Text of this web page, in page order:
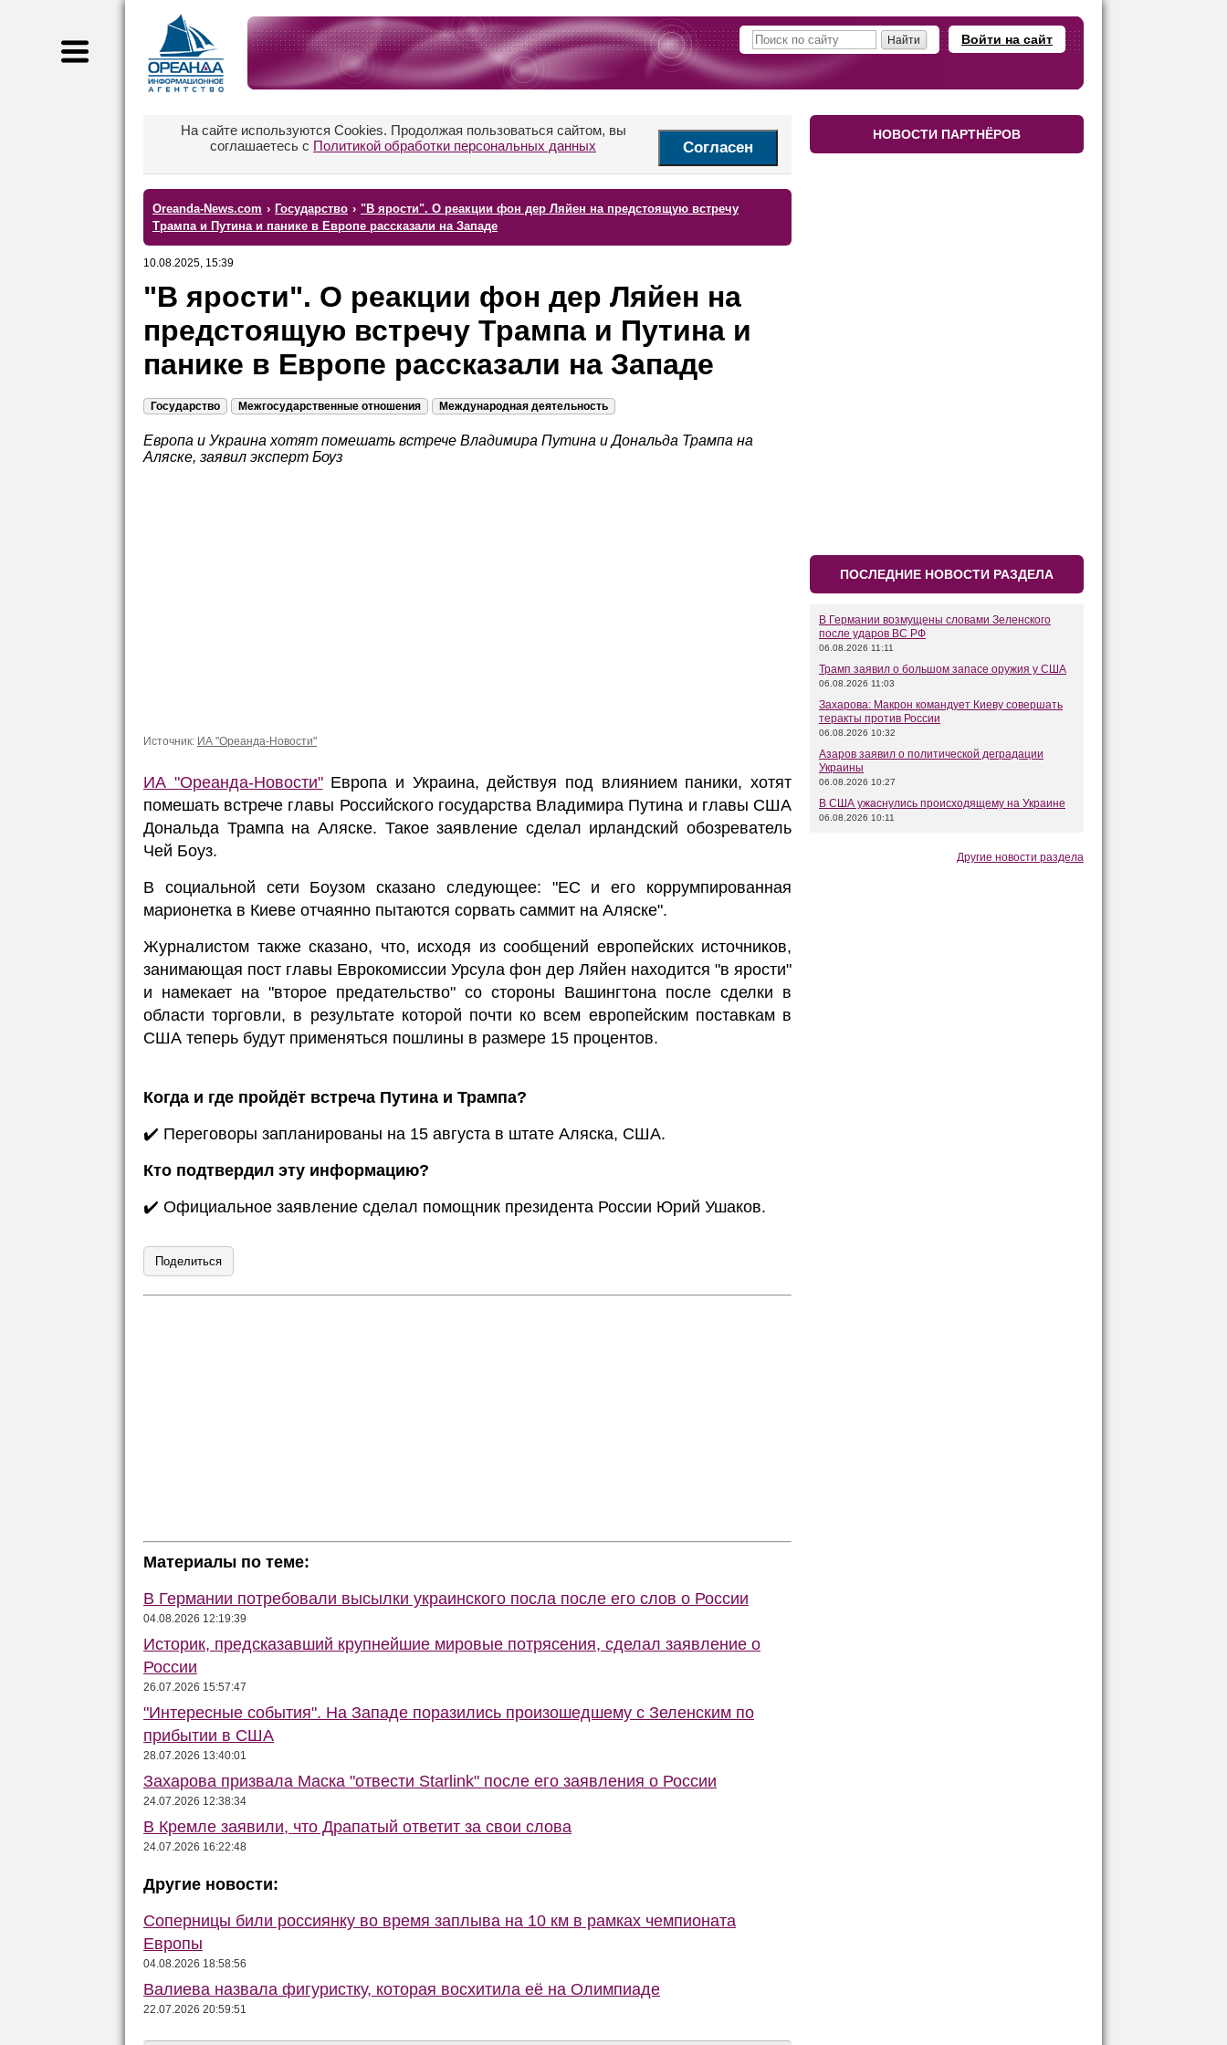
Войти на сайт
На сайте используются Cookies. Продолжая пользоваться сайтом, вы
соглашаетесь с Политикой обработки персональных данных Согласен
Oreanda-News.com › Государство › "В ярости". О реакции фон дер Ляйен на предстоящую встречу
Трампа и Путина и панике в Европе рассказали на Западе
10.08.2025, 15:39
"В ярости". О реакции фон дер Ляйен на
предстоящую встречу Трампа и Путина и
панике в Европе рассказали на Западе
Государство Межгосударственные отношения Международная деятельность
Европа и Украина хотят помешать встрече Владимира Путина и Дональда Трампа на
Аляске, заявил эксперт Боуз
Источник: ИА "Ореанда-Новости"
ИА "Ореанда-Новости"Европа и Украина, действуя под влиянием паники, хотят
помешать встрече главы Российского государства Владимира Путина и главы США
Дональда Трампа на Аляске. Такое заявление сделал ирландский обозреватель
Чей Боуз.
В социальной сети Боузом сказано следующее: "ЕС и его коррумпированная
марионетка в Киеве отчаянно пытаются сорвать саммит на Аляске".
Журналистом также сказано, что, исходя из сообщений европейских источников,
занимающая пост главы Еврокомиссии Урсула фон дер Ляйен находится "в ярости"
и намекает на "второе предательство" со стороны Вашингтона после сделки в
области торговли, в результате которой почти ко всем европейским поставкам в
США теперь будут применяться пошлины в размере 15 процентов.
Когда и где пройдёт встреча Путина и Трампа?
✔️ Переговоры запланированы на 15 августа в штате Аляска, США.
Кто подтвердил эту информацию?
✔️ Официальное заявление сделал помощник президента России Юрий Ушаков.
Поделиться
Материалы по теме:
В Германии потребовали высылки украинского посла после его слов о России
04.08.2026 12:19:39
Историк, предсказавший крупнейшие мировые потрясения, сделал заявление о
России
26.07.2026 15:57:47
"Интересные события". На Западе поразились произошедшему с Зеленским по
прибытии в США
28.07.2026 13:40:01
Захарова призвала Маска "отвести Starlink" после его заявления о России
24.07.2026 12:38:34
В Кремле заявили, что Драпатый ответит за свои слова
24.07.2026 16:22:48
Другие новости:
Соперницы били россиянку во время заплыва на 10 км в рамках чемпионата
Европы
04.08.2026 18:58:56
Валиева назвала фигуристку, которая восхитила её на Олимпиаде
22.07.2026 20:59:51
НОВОСТИ ПАРТНЁРОВ
ПОСЛЕДНИЕ НОВОСТИ РАЗДЕЛА
В Германии возмущены словами Зеленского
после ударов ВС РФ
06.08.2026 11:11
Трамп заявил о большом запасе оружия у США
06.08.2026 11:03
Захарова: Макрон командует Киеву совершать
теракты против России
06.08.2026 10:32
Азаров заявил о политической деградации
Украины
06.08.2026 10:27
В США ужаснулись происходящему на Украине
06.08.2026 10:11
Другие новости раздела